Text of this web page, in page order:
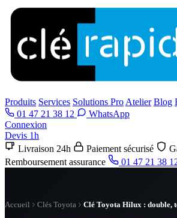
Produits Services Solutions Pro Atelier Blog
01 47 21 38 12
WhatsApp
Connexion
Devis 1h
Livraison 24h
Paiement sécurisé
Remboursement assurance
01 47 21 38
Accueil Clés Toyota Clé Toyota Hilux : double,